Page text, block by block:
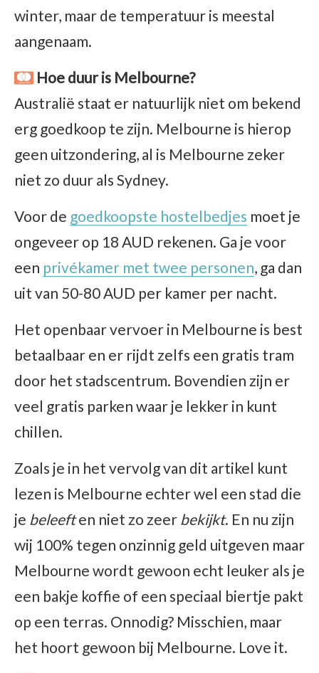
winter, maar de temperatuur is meestal
aangenaam.
Hoe duur is Melbourne?
Australië staat er natuurlijk niet om bekend
erg goedkoop te zijn. Melbourne is hierop
geen uitzondering, al is Melbourne zeker
niet zo duur als Sydney.
Voor de goedkoopste hostelbedjes moet je
ongeveer op 18 AUD rekenen. Ga je voor
een privékamer met twee personen, ga dan
uit van 50-80 AUD per kamer per nacht.
Het openbaar vervoer in Melbourne is best
betaalbaar en er rijdt zelfs een gratis tram
door het stadscentrum. Bovendien zijn er
veel gratis parken waar je lekker in kunt
chillen.
Zoals je in het vervolg van dit artikel kunt
lezen is Melbourne echter wel een stad die
je beleeften niet zo zeer bekijkt. En nu zijn
wij 100% tegen onzinnig geld uitgeven maar
Melbourne wordt gewoon echt leuker als je
een bakje koffie of een speciaal biertje pakt
op een terras. Onnodig? Misschien, maar
het hoort gewoon bij Melbourne. Love it.